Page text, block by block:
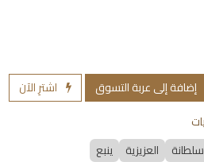
إضافة إلى عربة التسوق
اشترِ الآن
سلطانة العزيزية ينبع